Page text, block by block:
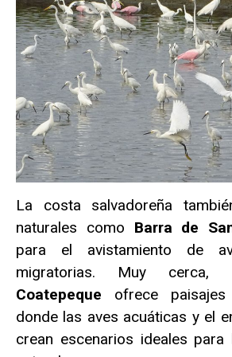
La costa salvadoreña
naturales como
Barra de
para el avistamiento de
migratorias. Muy cerca,
Coatepeque
ofrece paisajes
donde las aves acuáticas y el
crean escenarios ideales